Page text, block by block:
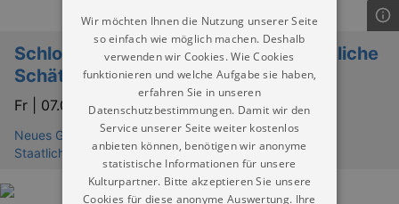
Schlossrundgang „Kurfürstlich-Königliche
Schätze, Feste und Gemächer“
Fr | 07.08.2026 | 11:00
Neues Grünes Gewölbe im Residenzschloß Dresden -
Staatliche Kunstsammlungen Dresden
Wir möchten Ihnen die Nutzung unserer Seite
so einfach wie möglich machen. Deshalb
verwenden wir Cookies. Wie Cookies
funktionieren und welche Aufgabe sie haben,
erfahren Sie in unseren
Datenschutzbestimmungen. Damit wir den
Service unserer Seite weiter kostenlos
anbieten können, benötigen wir anonyme
statistische Informationen für unsere
Kulturpartner. Bitte akzeptieren Sie unsere
Cookies für diese anonyme Auswertung. Ihre